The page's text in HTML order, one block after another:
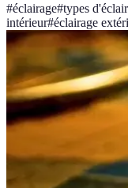
#éclairage#types
intérieur#éclairage